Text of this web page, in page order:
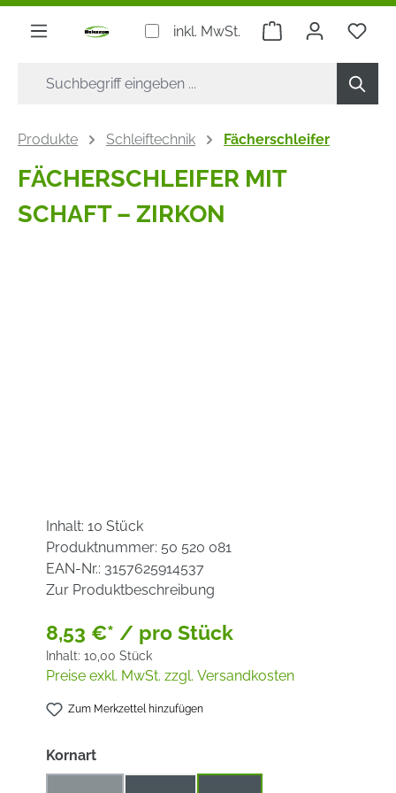
springen
inkl. MwSt. Warenkorb
Produkte Schleiftechnik Fächerschleifer
FÄCHERSCHLEIFER MIT
SCHAFT – ZIRKON
Inhalt: 10 Stück
Produktnummer: 50 520 081
EAN-Nr.: 3157625914537
Zur Produktbeschreibung
8,53 €* / pro Stück
Inhalt: 10,00 Stück
Preise exkl. MwSt. zzgl. Versandkosten
Zum Merkzettel hinzufügen
Kornartauswählen